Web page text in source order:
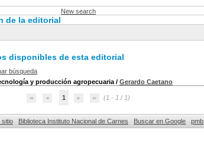
New search
de la editorial
disponibles de esta editorial
búsqueda
y producción agropecuaria / Gerardo Caetano
1 (1 - 1 / 1)
sitio Biblioteca Instituto Nacional de Carnes Buscar en Google pmb